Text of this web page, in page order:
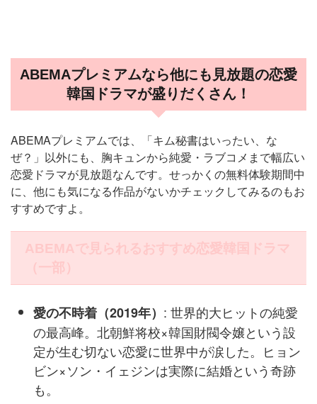
ABEMAプレミアムなら他にも見放題の恋愛
韓国ドラマが盛りだくさん！
ABEMAプレミアムでは、「キム秘書はいったい、な
ぜ？」以外にも、胸キュンから純愛・ラブコメまで幅広い
恋愛ドラマが見放題なんです。せっかくの無料体験期間中
に、他にも気になる作品がないかチェックしてみるのもお
すすめですよ。
ABEMAで見られるおすすめ恋愛韓国ドラマ
（一部）
愛の不時着（2019年） : 世界的大ヒットの純愛
の最高峰。北朝鮮将校×韓国財閥令嬢という設
定が生む切ない恋愛に世界中が涙した。ヒョン
ビン×ソン・イェジンは実際に結婚という奇跡
も。